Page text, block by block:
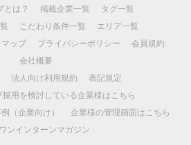
とは？ 掲載企業一覧
タグ一覧
こだわり条件一覧
エリア一覧
ップ プライバシーポリシー
会員規約
会社概要
法人向け利用規約
表記規定
用を検討している企業様はこちら
（企業向け）
企業様の管理画面はこちら
ンインターンマガジン